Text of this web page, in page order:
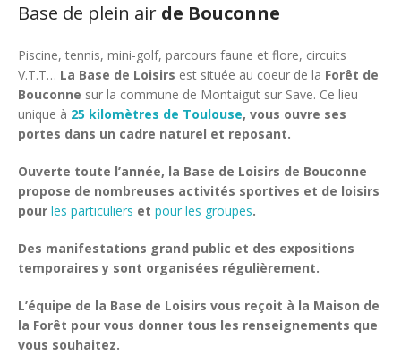
Base de plein airde Bouconne
Piscine, tennis, mini-golf, parcours faune et flore, circuits
V.T.T… La Base de Loisirs est située au coeur de la Forêt de
Bouconne sur la commune de Montaigut sur Save. Ce lieu
unique à 25 kilomètres de Toulouse, vous ouvre ses
portes dans un cadre naturel et reposant.
Ouverte toute l’année, la Base de Loisirs de Bouconne
propose de nombreuses activités sportives et de loisirs
pour les particuliers et pour les groupes.
Des manifestations grand public et des expositions
temporaires y sont organisées régulièrement.
L’équipe de la Base de Loisirs vous reçoit à la Maison de
la Forêt pour vous donner tous les renseignements que
vous souhaitez.